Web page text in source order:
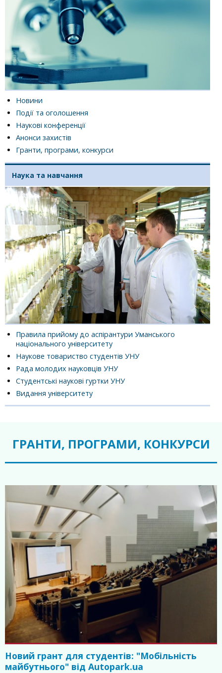
Новини
Події та оголошення
Наукові конференції
Анонси захистів
Гранти, програми, конкурси
Наука та навчання
Правила прийому до аспірантури Уманського
національного університету
Наукове товариство студентів УНУ
Рада молодих науковців УНУ
Студентські наукові гуртки УНУ
Видання університету
ГРАНТИ, ПРОГРАМИ, КОНКУРСИ
Новий грант для студентів: "Мобільність
майбутнього" від Autopark.ua